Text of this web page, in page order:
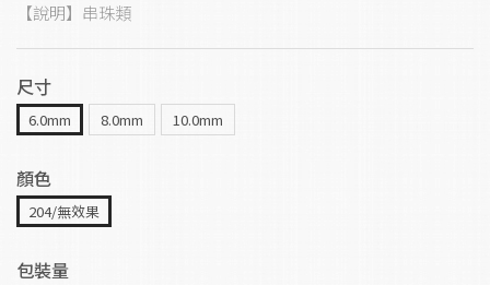
【說明】串珠類
尺寸
6.0mm 8.0mm 10.0mm
顏色
204/無效果
包裝量